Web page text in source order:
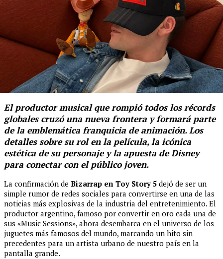
El productor musical que rompió todos los récords
globales cruzó una nueva frontera y formará parte
de la emblemática franquicia de animación. Los
detalles sobre su rol en la película, la icónica
estética de su personaje y la apuesta de Disney
para conectar con el público joven.
La confirmación de Bizarrap en Toy Story 5 dejó de ser un
simple rumor de redes sociales para convertirse en una de las
noticias más explosivas de la industria del entretenimiento. El
productor argentino, famoso por convertir en oro cada una de
sus «Music Sessions», ahora desembarca en el universo de los
juguetes más famosos del mundo, marcando un hito sin
precedentes para un artista urbano de nuestro país en la
pantalla grande.